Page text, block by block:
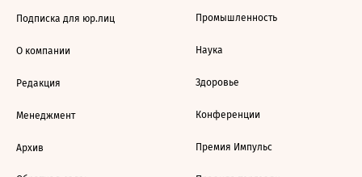
Подписка для юр.лиц
О компании
Редакция
Менеджмент
Архив
Промышленность
Наука
Здоровье
Конференции
Премия Импульс